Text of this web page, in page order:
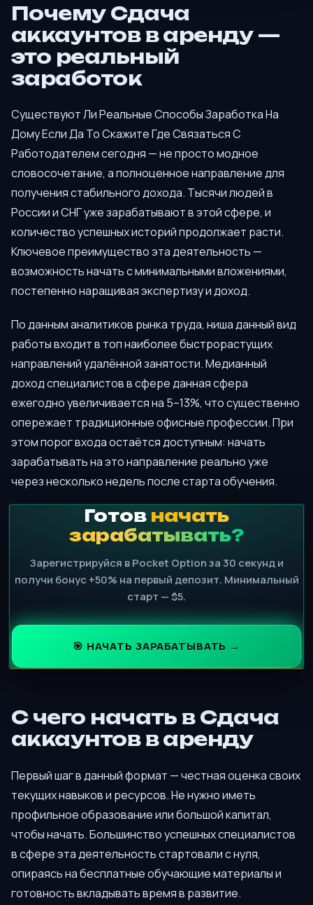
Почему Сдача
аккаунтов в аренду —
это реальный
заработок
Существуют Ли Реальные Способы Заработка На
Дому Если Да То Скажите Где Связаться С
Работодателем сегодня — не просто модное
словосочетание, а полноценное направление для
получения стабильного дохода. Тысячи людей в
России и СНГ уже зарабатывают в этой сфере, и
количество успешных историй продолжает расти.
Ключевое преимущество эта деятельность —
возможность начать с минимальными вложениями,
постепенно наращивая экспертизу и доход.
По данным аналитиков рынка труда, ниша данный вид
работы входит в топ наиболее быстрорастущих
направлений удалённой занятости. Медианный
доход специалистов в сфере данная сфера
ежегодно увеличивается на 5–13%, что существенно
опережает традиционные офисные профессии. При
этом порог входа остаётся доступным: начать
зарабатывать на это направление реально уже
через несколько недель после старта обучения.
Готов начать
зарабатывать?
Зарегистрируйся в Pocket Option за 30 секунд и
получи бонус +50% на первый депозит. Минимальный
старт — $5.
🎯 НАЧАТЬ ЗАРАБАТЫВАТЬ →
С чего начать в Сдача
аккаунтов в аренду
Первый шаг в данный формат — честная оценка своих
текущих навыков и ресурсов. Не нужно иметь
профильное образование или большой капитал,
чтобы начать. Большинство успешных специалистов
в сфере эта деятельность стартовали с нуля,
опираясь на бесплатные обучающие материалы и
готовность вкладывать время в развитие.